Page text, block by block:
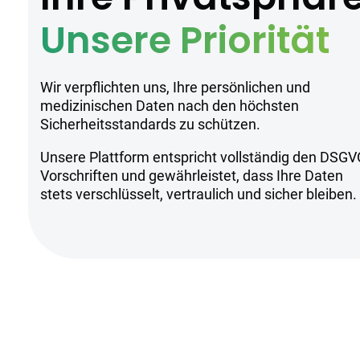
Anwendung zu gewährleisten.
Nur für erfahrene Nutzer geeignet
Anwendung unter ärztlicher
Unsere Priorität
Wir verpflichten uns, Ihre persönlichen und
medizinischen Daten nach den höchsten
Sicherheitsstandards zu schützen.
Unsere Plattform entspricht vollständig den
Vorschriften und gewährleistet, dass Ihre Daten
stets verschlüsselt, vertraulich und sicher bleiben.